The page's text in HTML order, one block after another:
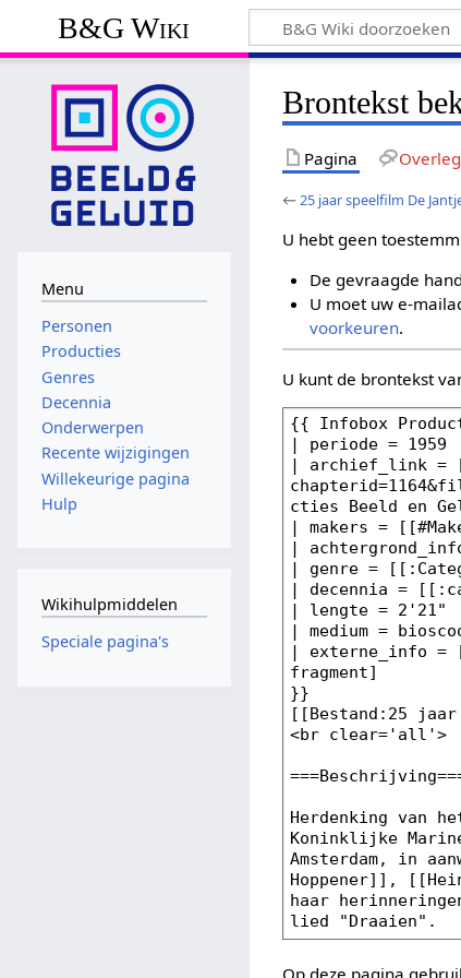
B&G Wiki
Brontekst
Pagina Overleg
←25 jaar speelfilm De
U hebt geen
De gevraagde
U moet uw e-
voorkeuren.
U kunt de brontekst
Op deze pagina
Menu
Personen
Producties
Genres
Decennia
Onderwerpen
Recente wijzigingen
Willekeurige pagina
Hulp
Wikihulpmiddelen
Speciale pagina's